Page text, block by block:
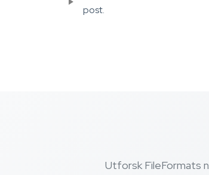
post.
Utforsk FileFormats